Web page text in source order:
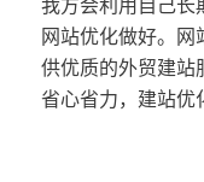
网站优化做好。
供优质的外贸建站
省心省力，建站优